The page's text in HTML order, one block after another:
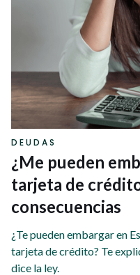
DEUDAS
¿Me pueden
tarjeta de
consecuencias
¿Te pueden embargar en
tarjeta de crédito? Te
dice la ley.